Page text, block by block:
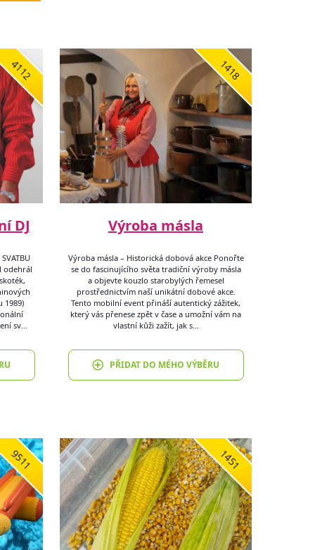
4112
DJ
odehrál
1989)
sv…
1418
Výroba másla
Výroba másla – Historická dobová akce Ponořte
se do fascinujícího světa tradiční výroby másla
a objevte kouzlo starobylých řemesel
prostřednictvím naší unikátní dobové akce.
Tento mobilní event přináší autentický zážitek,
který vás přenese zpět v čase a umožní vám na
vlastní kůži zažít, jak s…
PŘIDAT DO MÉHO VÝBĚRU
9511 1451